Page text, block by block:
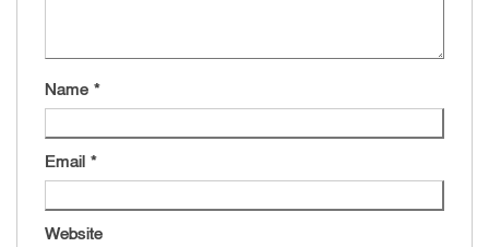
Name *
Email *
Website